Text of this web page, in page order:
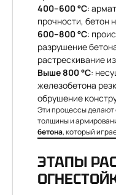
400–600 °C:
прочности, бетон
600–800 °C:
разрушение
растрескивание
Выше 800 °C:
железобетона
обрушение
Эти процессы делают
толщины и
бетона, который
ЭТАПЫ